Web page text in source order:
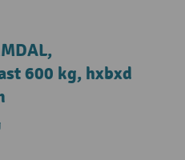
600 kg, hxbxd